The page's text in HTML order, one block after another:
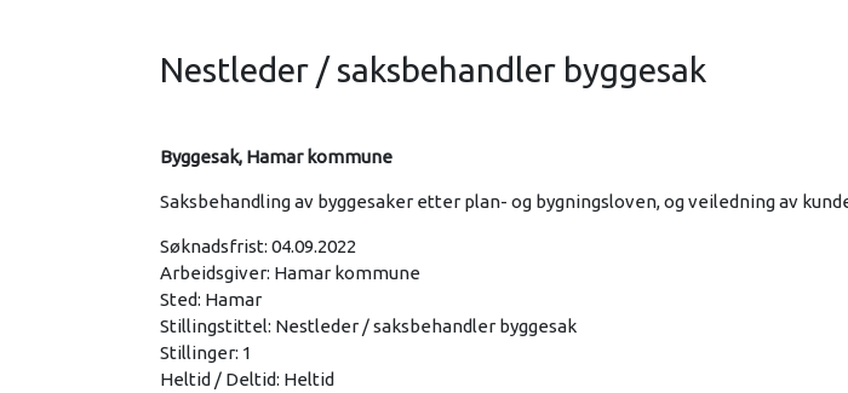
Nestleder / saksbehandler byggesak
Byggesak, Hamar kommune
Saksbehandling av byggesaker etter plan- og bygningsloven, og veiledning av
Søknadsfrist: 04.09.2022
Arbeidsgiver: Hamar kommune
Sted: Hamar
Stillingstittel: Nestleder / saksbehandler byggesak
Stillinger: 1
Heltid / Deltid: Heltid